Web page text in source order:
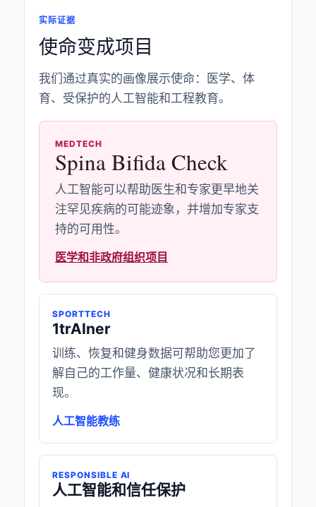
实际证据
使命变成项目
我们通过真实的画像展示使命：医学、体
育、受保护的人工智能和工程教育。
MEDTECH
Spina Bifida Check
人工智能可以帮助医生和专家更早地关
注罕见疾病的可能迹象，并增加专家支
持的可用性。
医学和非政府组织项目
SPORTTECH
1trAIner
训练、恢复和健身数据可帮助您更加了
解自己的工作量、健康状况和长期表
现。
人工智能教练
RESPONSIBLE AI
人工智能和信任保护